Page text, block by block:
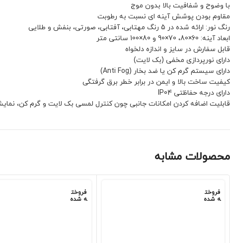
با وضوح و شفافیت بالا بدون موج
مقاوم بودن پوشش آینه ای نسبت به رطوبت
رنگ نور: ارائه شده در 5 رنگ مهتابی، آفتابی، صورتی، بنفش و طلایی
ابعاد آینه: 60×80، 70×90 و 80×100 سانتی متر
قابل سفارش در سایز و اندازه دلخواه
دارای نورپردازی مخفی (بک لایت)
دارای سیستم گرم کن یا ضد بخار (Anti Fog)
کیفیت ساخت بالا و ایمن در برابر خطر برق گرفتگی
دارای درجه حفاظتی IP04
قابلیت اضافه کردن امکانات جانبی چون کنترل لمسی بک لایت و گرم کن،
محصولات مشابه
فروخت
ه شده
فروخت
ه شده